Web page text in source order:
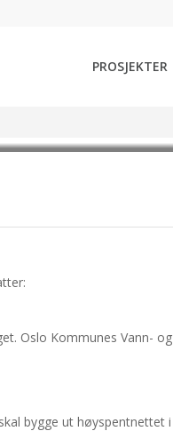
PROSJEKTER
Oslo Kommunes Vann- og
bygge ut høyspentnettet i